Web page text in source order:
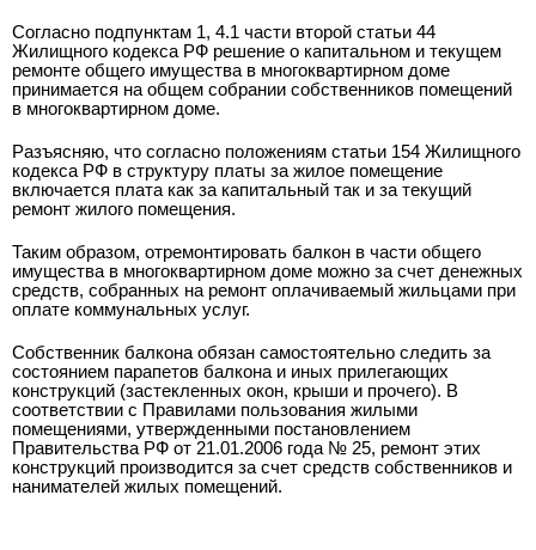
Согласно подпунктам 1, 4.1 части второй статьи 44
Жилищного кодекса РФ решение о капитальном и текущем
ремонте общего имущества в многоквартирном доме
принимается на общем собрании собственников помещений
в многоквартирном доме.
Разъясняю, что согласно положениям статьи 154 Жилищного
кодекса РФ в структуру платы за жилое помещение
включается плата как за капитальный так и за текущий
ремонт жилого помещения.
Таким образом, отремонтировать балкон в части общего
имущества в многоквартирном доме можно за счет денежных
средств, собранных на ремонт оплачиваемый жильцами при
оплате коммунальных услуг.
Собственник балкона обязан самостоятельно следить за
состоянием парапетов балкона и иных прилегающих
конструкций (застекленных окон, крыши и прочего). В
соответствии с Правилами пользования жилыми
помещениями, утвержденными постановлением
Правительства РФ от 21.01.2006 года № 25, ремонт этих
конструкций производится за счет средств собственников и
нанимателей жилых помещений.